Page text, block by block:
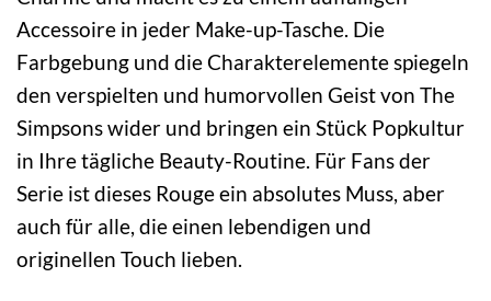
Accessoire in jeder Make-up-Tasche. Die
Farbgebung und die Charakterelemente spiegeln
den verspielten und humorvollen Geist von The
Simpsons wider und bringen ein Stück Popkultur
in Ihre tägliche Beauty-Routine. Für Fans der
Serie ist dieses Rouge ein absolutes Muss, aber
auch für alle, die einen lebendigen und
originellen Touch lieben.